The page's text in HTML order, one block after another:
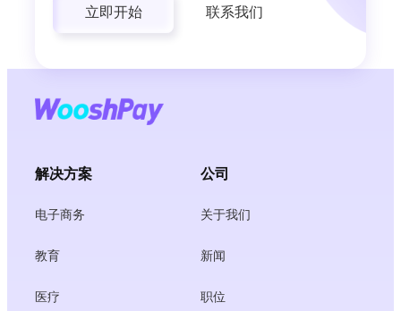
立即开始 联系我们
解决方案
电子商务
教育
医疗
公司
关于我们
新闻
职位